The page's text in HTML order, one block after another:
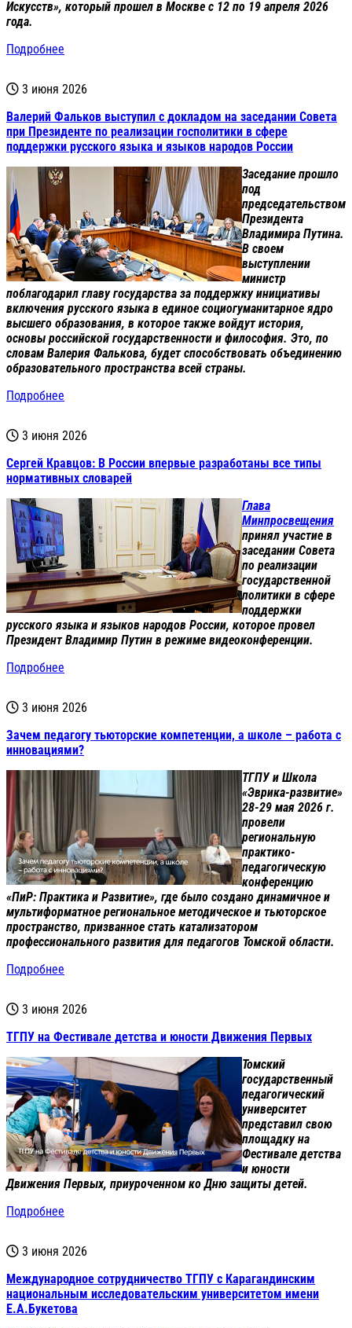
Искусств», который прошел в Москве с 12 по 19 апреля 2026
года.
Подробнее
3 июня 2026
Валерий Фальков выступил с докладом на заседании Совета
при Президенте по реализации госполитики в сфере
поддержки русского языка и языков народов России
Заседание прошло
под
председательством
Президента
Владимира Путина.
В своем
выступлении
министр
поблагодарил главу государства за поддержку инициативы
включения русского языка в единое социогуманитарное ядро
высшего образования, в которое также войдут история,
основы российской государственности и философия. Это, по
словам Валерия Фалькова, будет способствовать объединению
образовательного пространства всей страны.
Подробнее
3 июня 2026
Сергей Кравцов: В России впервые разработаны все типы
нормативных словарей
Глава
Минпросвещения
принял участие в
заседании Совета
по реализации
государственной
политики в сфере
поддержки
русского языка и языков народов России, которое провел
Президент Владимир Путин в режиме видеоконференции.
Подробнее
3 июня 2026
Зачем педагогу тьюторские компетенции, а школе – работа с
инновациями?
ТГПУ и Школа
«Эврика-развитие»
28-29 мая 2026 г.
провели
региональную
практико-
педагогическую
конференцию
«ПиР: Практика и Развитие», где было создано динамичное и
мультиформатное региональное методическое и тьюторское
пространство, призванное стать катализатором
профессионального развития для педагогов Томской области.
Подробнее
3 июня 2026
ТГПУ на Фестивале детства и юности Движения Первых
Томский
государственный
педагогический
университет
представил свою
площадку на
Фестивале детства
и юности
Движения Первых, приуроченном ко Дню защиты детей.
Подробнее
3 июня 2026
Международное сотрудничество ТГПУ с Карагандинским
национальным исследовательским университетом имени
Е.А.Букетова